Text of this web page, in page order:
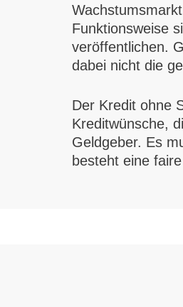
Funktionsweise
veröffentlichen.
dabei nicht die
Der Kredit ohne
Kreditwünsche,
Geldgeber. Es
besteht eine